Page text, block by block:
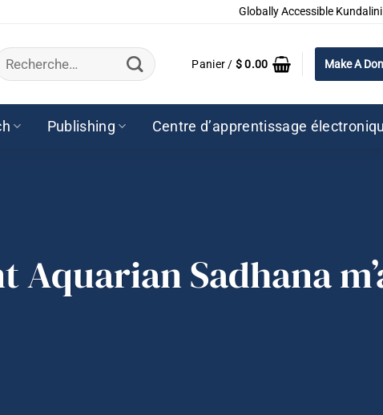
Globally Accessible
:
Panier / $0.00 Make A
Publishing Centre d’apprentissage
Aquarian Sadhana